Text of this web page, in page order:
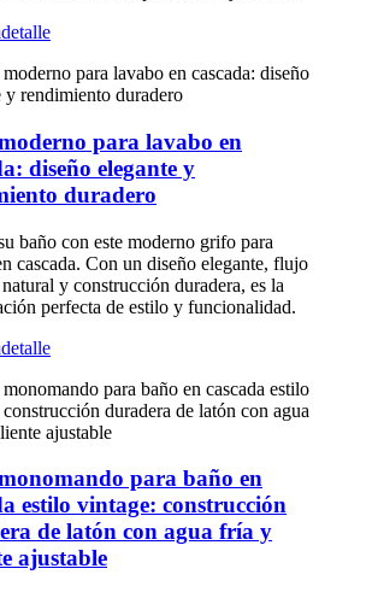
detalle
para lavabo en
diseño elegante y
duradero
baño con este moderno grifo para
cascada. Con un diseño elegante, flujo
y construcción duradera, es la
perfecta de estilo y funcionalidad.
detalle
para baño en
estilo vintage: construcción
de latón con agua fría y
ajustable